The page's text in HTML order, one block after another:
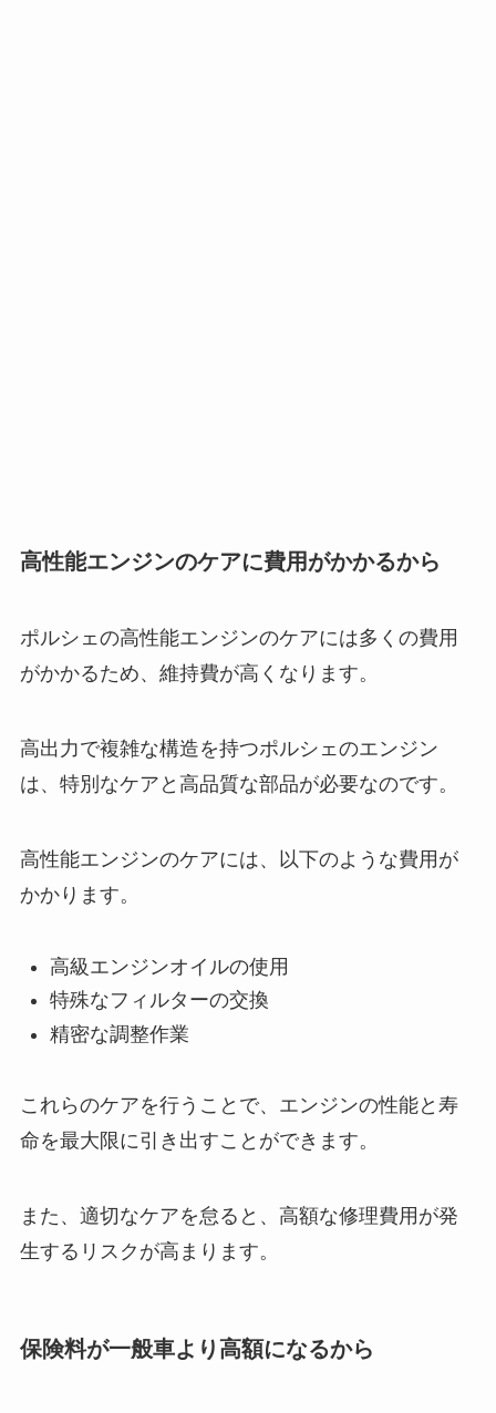
高性能エンジンのケアに費用がかかるから
ポルシェの高性能エンジンのケアには多くの費用
がかかるため、維持費が高くなります。
高出力で複雑な構造を持つポルシェのエンジン
は、特別なケアと高品質な部品が必要なのです。
高性能エンジンのケアには、以下のような費用が
かかります。
高級エンジンオイルの使用
特殊なフィルターの交換
精密な調整作業
これらのケアを行うことで、エンジンの性能と寿
命を最大限に引き出すことができます。
また、適切なケアを怠ると、高額な修理費用が発
生するリスクが高まります。
保険料が一般車より高額になるから